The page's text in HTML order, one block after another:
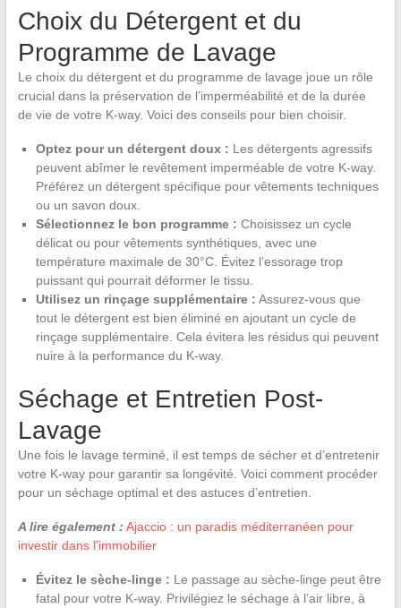
Choix du Détergent et du
Programme de Lavage
Le choix du détergent et du programme de lavage joue un rôle
crucial dans la préservation de l’imperméabilité et de la durée
de vie de votre K-way. Voici des conseils pour bien choisir.
Optez pour un détergent doux : Les détergents agressifs
peuvent abîmer le revêtement imperméable de votre K-way.
Préférez un détergent spécifique pour vêtements techniques
ou un savon doux.
Sélectionnez le bon programme : Choisissez un cycle
délicat ou pour vêtements synthétiques, avec une
température maximale de 30°C. Évitez l’essorage trop
puissant qui pourrait déformer le tissu.
Utilisez un rinçage supplémentaire : Assurez-vous que
tout le détergent est bien éliminé en ajoutant un cycle de
rinçage supplémentaire. Cela évitera les résidus qui peuvent
nuire à la performance du K-way.
Séchage et Entretien Post-
Lavage
Une fois le lavage terminé, il est temps de sécher et d’entretenir
votre K-way pour garantir sa longévité. Voici comment procéder
pour un séchage optimal et des astuces d’entretien.
A lire également : Ajaccio : un paradis méditerranéen pour
investir dans l'immobilier
Évitez le sèche-linge : Le passage au sèche-linge peut être
fatal pour votre K-way. Privilégiez le séchage à l’air libre, à